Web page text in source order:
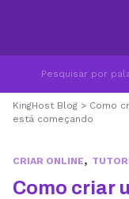
KingHost Blog > Como
está começando
CRIAR ONLINE,
Como criar